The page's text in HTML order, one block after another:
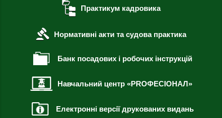
Практикум кадровика
Нормативні акти та судова практика
Банк посадових і робочих інструкцій
Навчальний центр «PROФЕСІОНАЛ»
Електронні версії друкованих видань